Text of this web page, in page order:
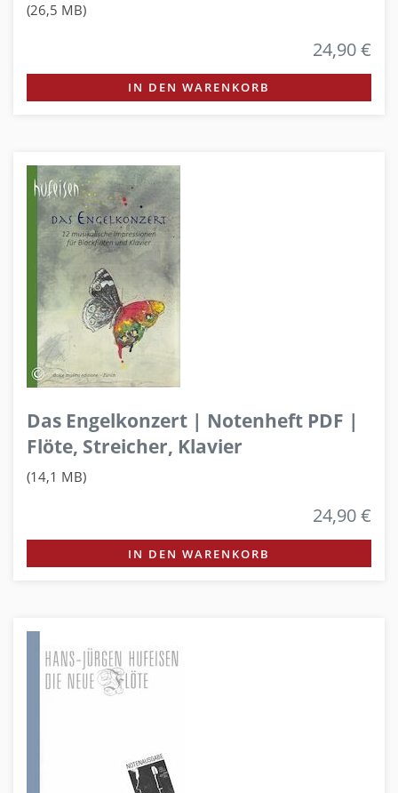
(26,5 MB)
24,90 €
IN DEN WARENKORB
Das Engelkonzert | Notenheft PDF |
Flöte, Streicher, Klavier
(14,1 MB)
24,90 €
IN DEN WARENKORB